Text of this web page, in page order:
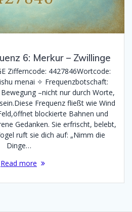
6: Merkur – Zwillinge
Zifferncode: 4427846Wortcode:
menai ✧ Frequenzbotschaft:
–nicht nur durch Worte,
Frequenz fließt wie Wind
blockierte Bahnen und
Gedanken. Sie erfrischt, belebt,
ruft sie dich auf: „Nimm die
Dinge…
Read more